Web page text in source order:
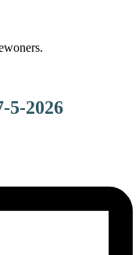
5-2026